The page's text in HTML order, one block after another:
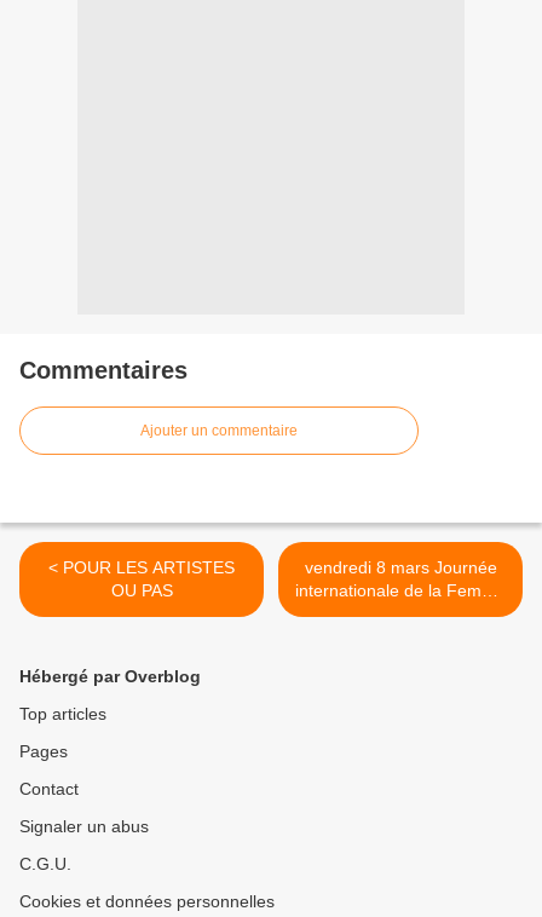
Commentaires
Ajouter un commentaire
< POUR LES ARTISTES
OU PAS
vendredi 8 mars Journée
internationale de la Femme
2019 >
Hébergé par Overblog
Top articles
Pages
Contact
Signaler un abus
C.G.U.
Cookies et données personnelles